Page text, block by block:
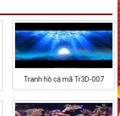
Tranh hồ cá mã Tr3D-007